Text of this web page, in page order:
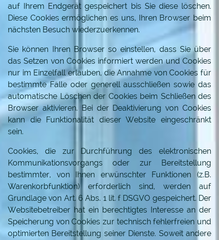
STARTSEITE
auf Ihrem Endgerät gespeichert bis Sie diese löschen.
Diese Cookies ermöglichen es uns, Ihren Browser beim
nächsten Besuch wiederzuerkennen.
Sie können Ihren Browser so einstellen, dass Sie über
das Setzen von Cookies informiert werden und Cookies
nur im Einzelfall erlauben, die Annahme von Cookies für
bestimmte Fälle oder generell ausschließen sowie das
automatische Löschen der Cookies beim Schließen des
Browser aktivieren. Bei der Deaktivierung von Cookies
kann die Funktionalität dieser Website eingeschränkt
sein.
Cookies, die zur Durchführung des elektronischen
Kommunikationsvorgangs oder zur Bereitstellung
bestimmter, von Ihnen erwünschter Funktionen (z.B.
Warenkorbfunktion) erforderlich sind, werden auf
Grundlage von Art. 6 Abs. 1 lit. f DSGVO gespeichert. Der
Websitebetreiber hat ein berechtigtes Interesse an der
Speicherung von Cookies zur technisch fehlerfreien und
optimierten Bereitstellung seiner Dienste. Soweit andere